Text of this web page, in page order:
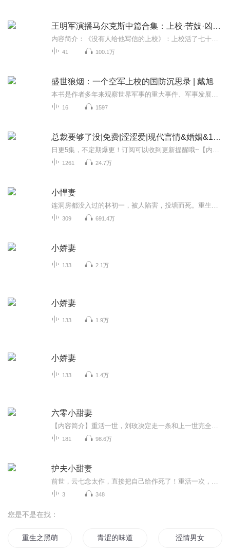
王明军演播马尔克斯中篇合集：上校·苦妓·凶杀案
41 100.1万
盛世狼烟：一个空军上校的国防沉思录 | 戴旭
16 1597
总裁要够了没|免费|涩涩爱|现代言情&婚姻&1V1&完结小说&豪门总裁
1261 24.7万
小悍妻
309 691.4万
小娇妻
133 2.1万
小娇妻
133 1.9万
小娇妻
133 1.4万
六零小甜妻
181 98.6万
护夫小甜妻
3 348
您是不是在找：
重生之黑萌影后小涩妻 青涩的味道 涩情男女